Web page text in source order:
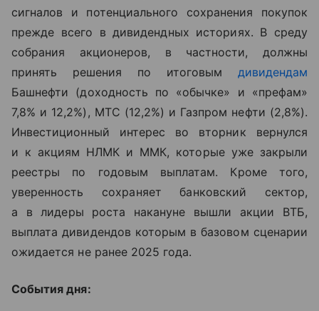
сигналов и потенциального сохранения покупок
прежде всего в дивидендных историях. В среду
собрания акционеров, в частности, должны
принять решения по итоговым дивидендам
Башнефти (доходность по «обычке» и «префам»
7,8% и 12,2%), МТС (12,2%) и Газпром нефти (2,8%).
Инвестиционный интерес во вторник вернулся
и к акциям НЛМК и ММК, которые уже закрыли
реестры по годовым выплатам. Кроме того,
уверенность сохраняет банковский сектор,
а в лидеры роста накануне вышли акции ВТБ,
выплата дивидендов которым в базовом сценарии
ожидается не ранее 2025 года.
События дня: